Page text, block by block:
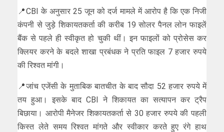
📍CBI के अनुसार 25 जून को दर्ज मामले में आरोप है कि एक निजी
कंपनी से जुड़े शिकायतकर्ता की करीब 19 सोलर पैनल लोन फाइलें
बैंक से पहले ही स्वीकृत हो चुकी थीं। इन फाइलों को प्रोसेस कर
क्लियर करने के बदले शाखा प्रबंधक ने प्रति फाइल 7 हजार रुपये
की रिश्वत मांगी।
📍जांच एजेंसी के मुताबिक बातचीत के बाद सौदा 52 हजार रुपये में
तय हुआ। इसके बाद CBI ने शिकायत का सत्यापन कर ट्रैप
बिछाया। आरोपी मैनेजर शिकायतकर्ता से 30 हजार रुपये की पहली
किस्त लेते समय रिश्वत मांगते और स्वीकार करते हुए रंगे हाथ